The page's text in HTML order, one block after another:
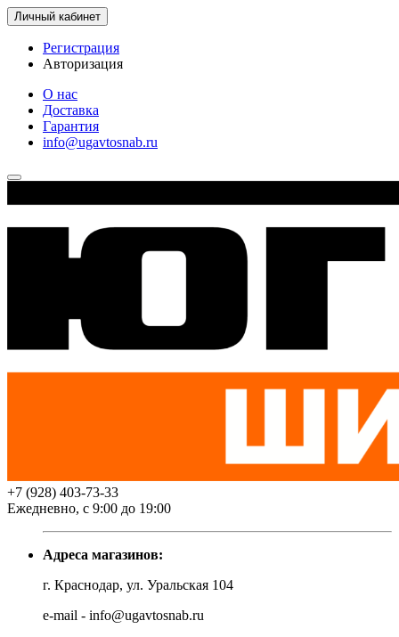
Личный кабинет
Регистрация
Авторизация
О нас
Доставка
Гарантия
info@ugavtosnab.ru
+7 (928) 403-73-33
Ежедневно, с 9:00 до 19:00
Адреса магазинов:
г. Краснодар, ул. Уральская 104
e-mail - info@ugavtosnab.ru